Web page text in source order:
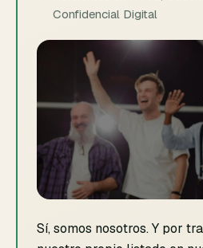
Confidencial Digital
Sí, somos nosotros. Y por